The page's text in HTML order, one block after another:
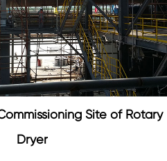
Site of Rotary
Dryer